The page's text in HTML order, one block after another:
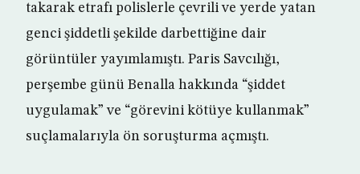
takarak etrafı polislerle çevrili ve yerde yatan
genci şiddetli şekilde darbettiğine dair
görüntüler yayımlamıştı. Paris Savcılığı,
perşembe günü Benalla hakkında “şiddet
uygulamak” ve “görevini kötüye kullanmak”
suçlamalarıyla ön soruşturma açmıştı.